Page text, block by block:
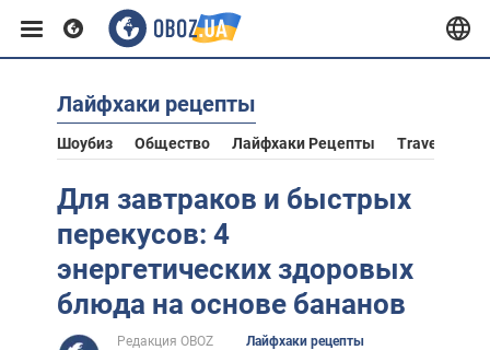
Европа
Азия
Африка
Лайфхаки рецепты
Шоубиз Общество Лайфхаки Рецепты Travel
Для завтраков и быстрых
перекусов: 4
энергетических здоровых
блюда на основе бананов
Редакция OBOZ
Лайфхаки рецепты